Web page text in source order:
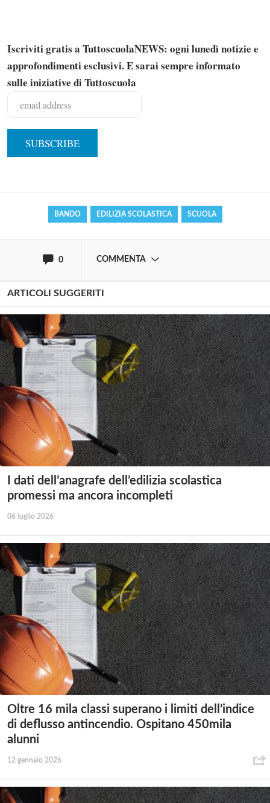
Iscriviti gratis a TuttoscuolaNEWS: ogni lunedì notizie e
approfondimenti esclusivi. E sarai sempre informato
sulle iniziative di Tuttoscuola
BANDO EDILIZIA SCOLASTICA SCUOLA
0 COMMENTA
commentare!
ARTICOLI SUGGERITI
I dati dell’anagrafe dell’edilizia scolastica
promessi ma ancora incompleti
06 luglio 2026
Oltre 16 mila classi superano i limiti dell’indice
di deflusso antincendio. Ospitano 450mila
alunni
12 gennaio 2026